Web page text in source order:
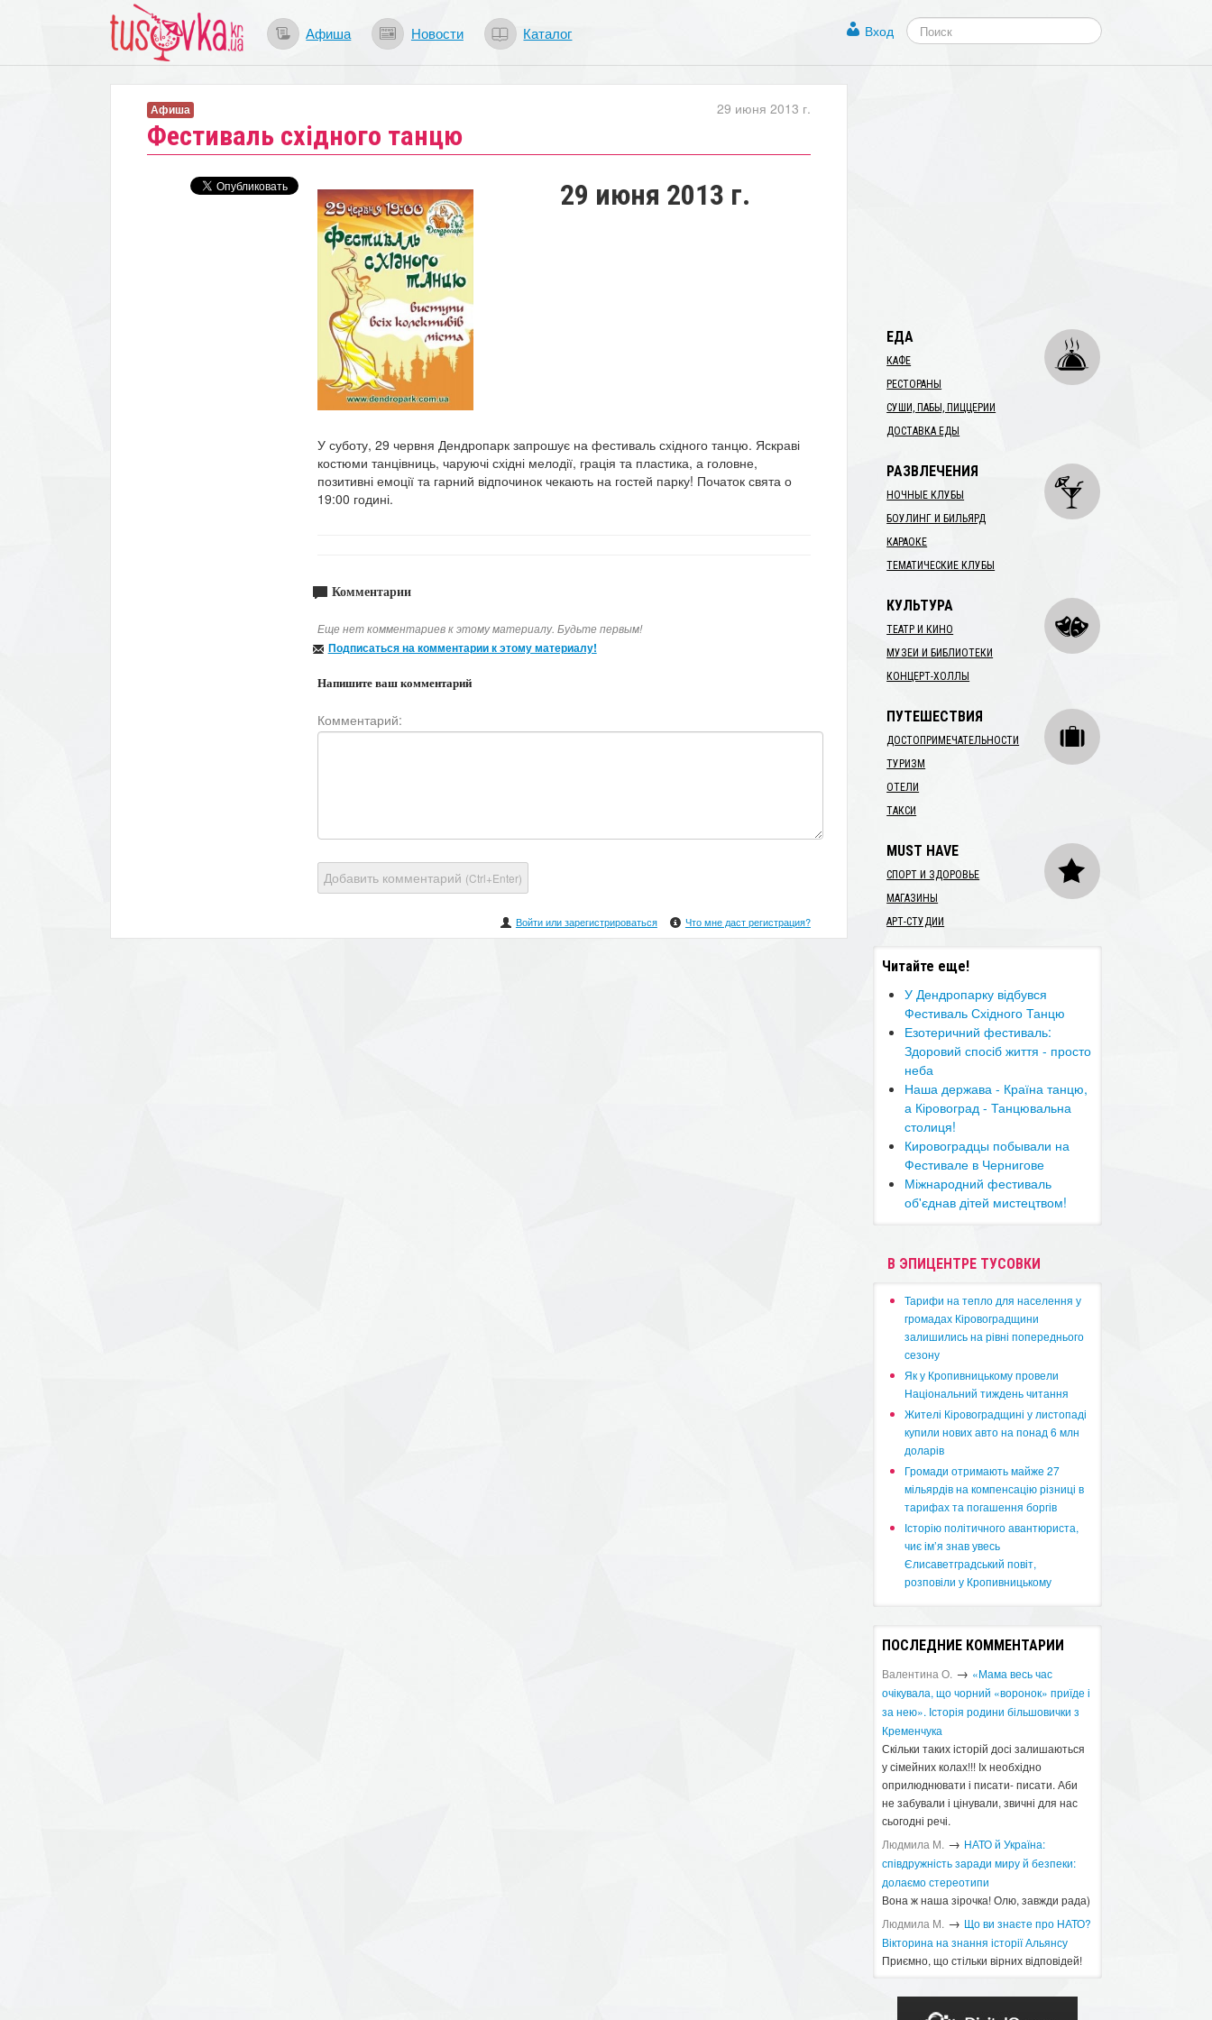
Афиша Новости Каталог Вход
Фестиваль східного танцю
29 июня 2013 г.
Афиша
29 июня 2013 г.
У суботу, 29 червня Дендропарк запрошує на фестиваль східного танцю. Яскраві
костюми танцівниць, чаруючі східні мелодії, грація та пластика, а головне,
позитивні емоції та гарний відпочинок чекають на гостей парку! Початок свята о
19:00 годині.
Комментарии
Еще нет комментариев к этому материалу. Будьте первым!
Подписаться на комментарии к этому материалу!
Напишите ваш комментарий
Комментарий:
Добавить комментарий (Ctrl+Enter)
Войти или зарегистрироваться Что мне даст регистрация?
ЕДА
КАФЕ
РЕСТОРАНЫ
СУШИ, ПАБЫ, ПИЦЦЕРИИ
ДОСТАВКА ЕДЫ
РАЗВЛЕЧЕНИЯ
НОЧНЫЕ КЛУБЫ
БОУЛИНГ И БИЛЬЯРД
КАРАОКЕ
ТЕМАТИЧЕСКИЕ КЛУБЫ
КУЛЬТУРА
ТЕАТР И КИНО
МУЗЕИ И БИБЛИОТЕКИ
КОНЦЕРТ-ХОЛЛЫ
ПУТЕШЕСТВИЯ
ДОСТОПРИМЕЧАТЕЛЬНОСТИ
ТУРИЗМ
ОТЕЛИ
ТАКСИ
MUST HAVE
СПОРТ И ЗДОРОВЬЕ
МАГАЗИНЫ
АРТ-СТУДИИ
Читайте еще!
У Дендропарку відбувся
Фестиваль Східного Танцю
Езотеричний фестиваль:
Здоровий спосіб життя - просто
неба
Наша держава - Країна танцю,
а Кіровоград - Танцювальна
столиця!
Кировоградцы побывали на
Фестивале в Чернигове
Міжнародний фестиваль
об'єднав дітей мистецтвом!
В ЭПИЦЕНТРЕ ТУСОВКИ
​Тарифи на тепло для населення у
громадах Кіровоградщини
залишились на рівні попереднього
сезону
​Як у Кропивницькому провели
Національний тиждень читання
​Жителі Кіровоградщині у листопаді
купили нових авто на понад 6 млн
доларів
​Громади отримають майже 27
мільярдів на компенсацію різниці в
тарифах та погашення боргів
Історію політичного авантюриста,
чиє ім’я знав увесь
Єлисаветградський повіт,
розповіли у Кропивницькому
ПОСЛЕДНИЕ КОММЕНТАРИИ
Валентина О. → «Мама весь час
очікувала, що чорний «воронок» приїде і
за нею». Історія родини більшовички з
Кременчука
Скільки таких історій досі залишаються
у сімейних колах!!! Іх необхідно
оприлюднювати і писати- писати. Аби
не забували і цінували, звичні для нас
сьогодні речі.
Людмила М. → ​НАТО й Україна:
співдружність заради миру й безпеки:
долаємо стереотипи
Вона ж наша зірочка! Олю, завжди рада)
Людмила М. → Що ви знаєте про НАТО?
Вікторина на знання історії Альянсу ​
Приємно, що стільки вірних відповідей!